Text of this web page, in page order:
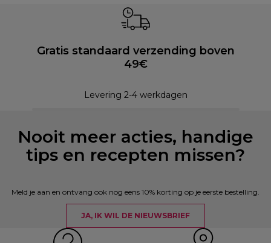
Gratis standaard verzending boven
49€
Levering 2-4 werkdagen
Nooit meer acties, handige
tips en recepten missen?
Meld je aan en ontvang ook nog eens 10% korting op je eerste bestelling.
JA, IK WIL DE NIEUWSBRIEF